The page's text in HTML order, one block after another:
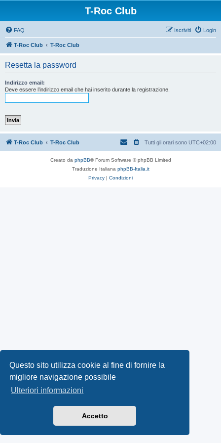
Questo sito utilizza cookie al fine di fornire la
migliore navigazione possibile
Ulteriori informazioni
Accetto
T-Roc Club
FAQ Login
Iscriviti
T-Roc Club T-Roc Club
Resetta la password
Indirizzo email:
Deve essere l’indirizzo email che hai inserito durante la registrazione.
T-Roc Club T-Roc Club Tutti gli orari sono UTC+02:00
Creato da phpBB® Forum Software © phpBB Limited
Traduzione Italiana phpBB-Italia.it
Privacy | Condizioni